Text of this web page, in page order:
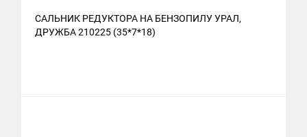
САЛЬНИК РЕДУКТОРА НА БЕНЗОПИЛУ УРАЛ,
ДРУЖБА 210225 (35*7*18)